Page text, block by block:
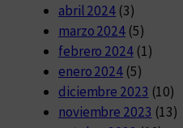
abril 2024 (3)
marzo 2024 (5)
febrero 2024(1)
enero 2024 (5)
diciembre 2023 (10)
noviembre 2023 (13)